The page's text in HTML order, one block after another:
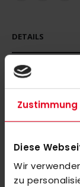
Zustimmung
Diese
Wir
zu
DETAILS
OBO ROBO Hot
MEHR
BEWERTUNGEN
ÄHNLICHE